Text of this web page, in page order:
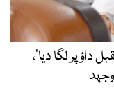
پر لگا دیا‘،